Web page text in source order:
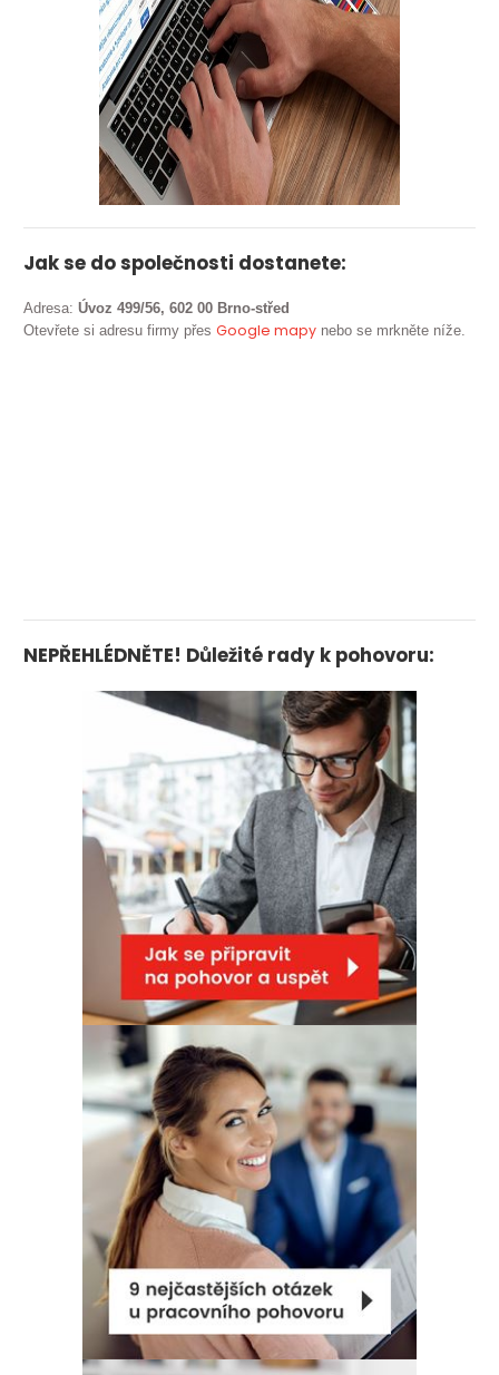
Jak se do společnosti dostanete:
Adresa: Úvoz 499/56, 602 00 Brno-střed
Otevřete si adresu firmy přes Google mapynebo se mrkněte níže.
NEPŘEHLÉDNĚTE! Důležité rady k pohovoru: